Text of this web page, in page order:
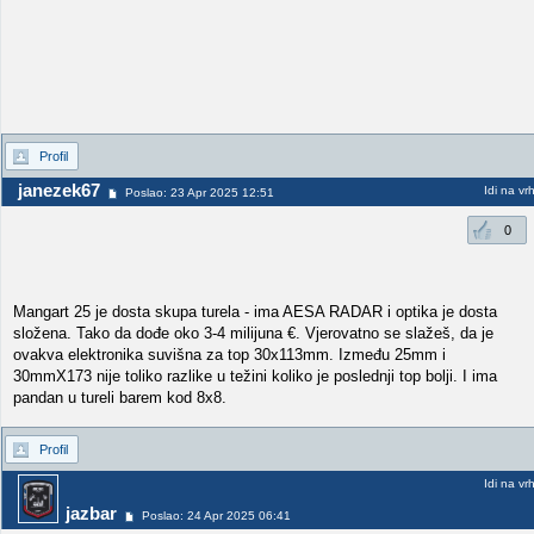
Profil
janezek67 Poslao: 23 Apr 2025 12:51 Idi na vrh
0
Mangart 25 je dosta skupa turela - ima AESA RADAR i optika je dosta
složena. Tako da dođe oko 3-4 milijuna €. Vjerovatno se slažeš, da je
ovakva elektronika suvišna za top 30x113mm. Između 25mm i
30mmX173 nije toliko razlike u težini koliko je poslednji top bolji. I ima
pandan u tureli barem kod 8x8.
Profil
jazbar Poslao: 24 Apr 2025 06:41
Idi na vrh